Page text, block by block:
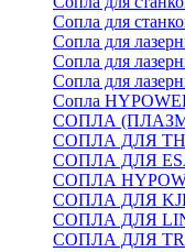
Сопла для
Сопла для
Сопла для
Сопла для
Сопла
СОПЛА
СОПЛА ДЛЯ
СОПЛА ДЛЯ
СОПЛА
СОПЛА ДЛЯ
СОПЛА ДЛЯ
СОПЛА ДЛЯ